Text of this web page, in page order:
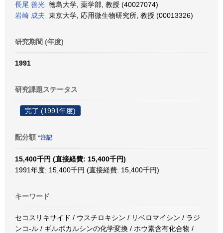
長尾 善光 徳島大学, 薬学部, 教授 (40027074)
岩崎 成夫 東京大学, 応用微生物研究所, 教授 (00013326)
研究期間 (年度)
1991
研究課題ステータス
完了 (1991年度)
配分額 *注記
15,400千円 (直接経費: 15,400千円)
1991年度: 15,400千円 (直接経費: 15,400千円)
キーワード
セコスリキサイド / ウスチロキシン / リベロマイシン / ラジ
ンコ-ル / ギルボカルシンの化学変換 / ホウ素含有化合物 /